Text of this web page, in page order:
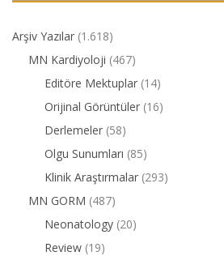
Arşiv Yazılar (1.618)
MN Kardiyoloji (467)
Editöre Mektuplar (14)
Orijinal Görüntüler (16)
Derlemeler (58)
Olgu Sunumları (85)
Klinik Araştırmalar (293)
MN GORM (487)
Neonatology (20)
Review (19)